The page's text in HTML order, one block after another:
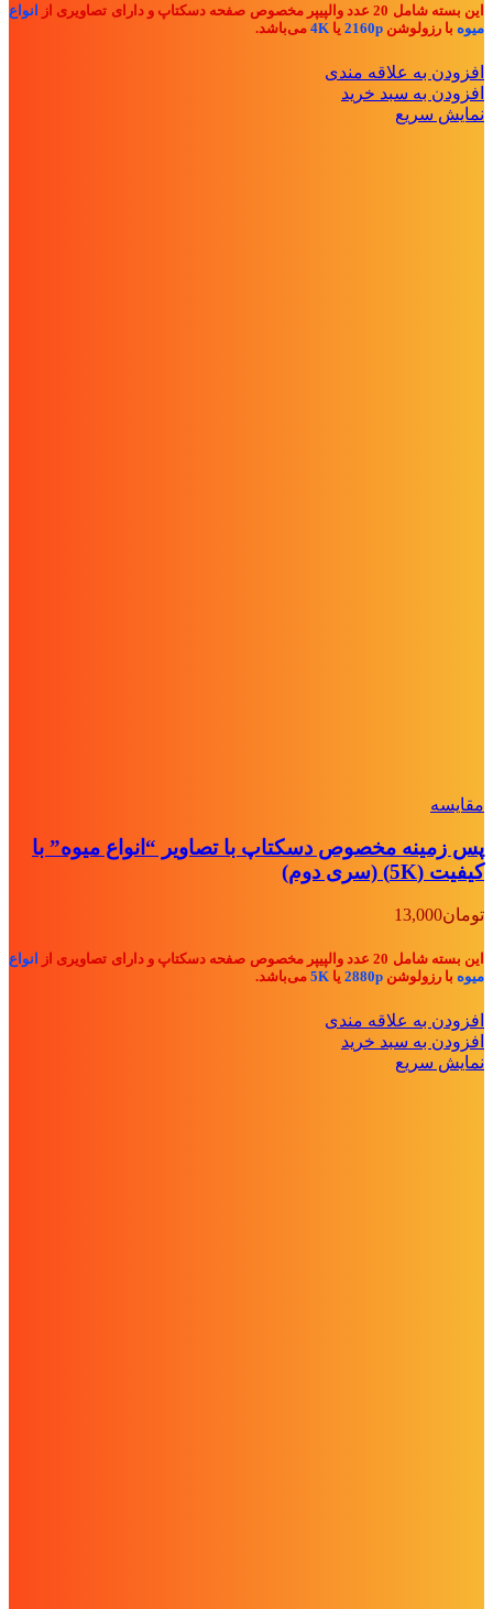
این بسته شامل 20 عدد والپیپر مخصوص صفحه دسکتاپ و دارای تصاویری از
انواع
میوه با رزولوشن 2160p یا 4K می‌باشد.
افزودن به علاقه مندی
افزودن به سبد خرید
نمایش سریع
مقايسه
پس زمینه مخصوص دسکتاپ با تصاویر “انواع میوه” با
کیفیت (5K) (سری دوم)
تومان13,000
این بسته شامل 20 عدد والپیپر مخصوص صفحه دسکتاپ و دارای تصاویری از
انواع
میوه با رزولوشن 2880p یا 5K می‌باشد.
افزودن به علاقه مندی
افزودن به سبد خرید
نمایش سریع